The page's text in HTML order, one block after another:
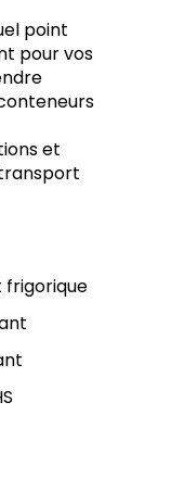
point
pour vos
et
frigorique